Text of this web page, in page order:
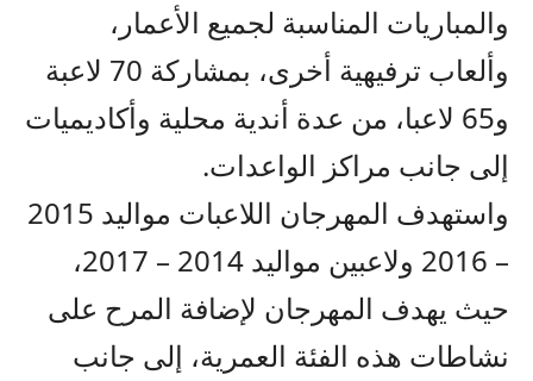
والمباريات المناسبة لجميع الأعمار،
وألعاب ترفيهية أخرى، بمشاركة 70 لاعبة
و65 لاعبا، من عدة أندية محلية وأكاديميات
إلى جانب مراكز الواعدات.
واستهدف المهرجان اللاعبات مواليد 2015
– 2016 ولاعبين مواليد 2014 – 2017،
حيث يهدف المهرجان لإضافة المرح على
نشاطات هذه الفئة العمرية، إلى جانب